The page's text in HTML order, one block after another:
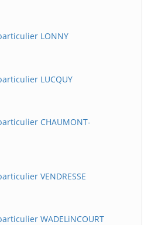
LONNY
LUCQUY
CHAUMONT-
VENDRESSE
WADELiNCOURT